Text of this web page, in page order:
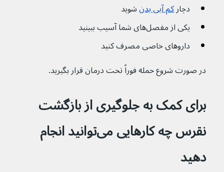
دچار کم آبی بدن شوید
یکی از مفصل‌های شما آسیب ببینید
داروهای خاصی مصرف کنید
در صورت شروع حمله فوراً تحت درمان قرار بگیرید.
برای کمک به جلوگیری از بازگشت
نقرس چه کارهایی می‌توانید انجام
دهید